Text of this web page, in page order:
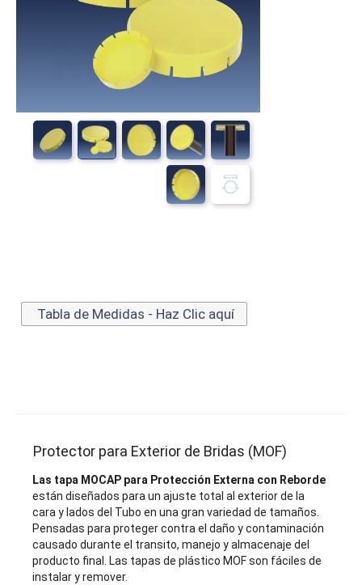
Tabla de Medidas - Haz Clic aquí
Protector para Exterior de Bridas (MOF)
Las tapa MOCAP para Protección Externa con Reborde
están diseñados para un ajuste total al exterior de la
cara y lados del Tubo en una gran variedad de tamaños.
Pensadas para proteger contra el daño y contaminación
causado durante el transito, manejo y almacenaje del
producto final. Las tapas de plástico MOF son fáciles de
instalar y remover.